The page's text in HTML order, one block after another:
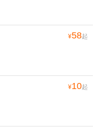
¥58起
¥10起